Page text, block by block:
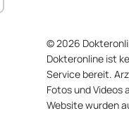
© 2026
Dokteronline ist
Service bereit.
Fotos und
Website wurden